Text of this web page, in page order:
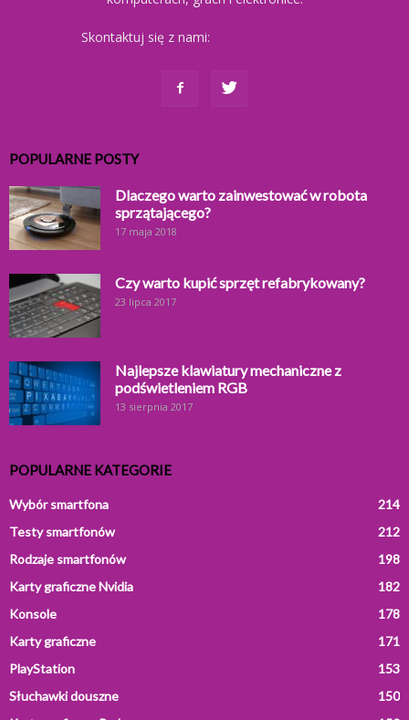
Skontaktuj się z nami:
POPULARNE POSTY
Dlaczego warto zainwestować w robota
sprzątającego?
17 maja 2018
Czy warto kupić sprzęt refabrykowany?
23 lipca 2017
Najlepsze klawiatury mechaniczne z
podświetleniem RGB
13 sierpnia 2017
POPULARNE KATEGORIE
Wybór smartfona
214
Testy smartfonów
212
Rodzaje smartfonów
198
Karty graficzne Nvidia
182
Konsole
178
Karty graficzne
171
PlayStation
153
Słuchawki douszne
150